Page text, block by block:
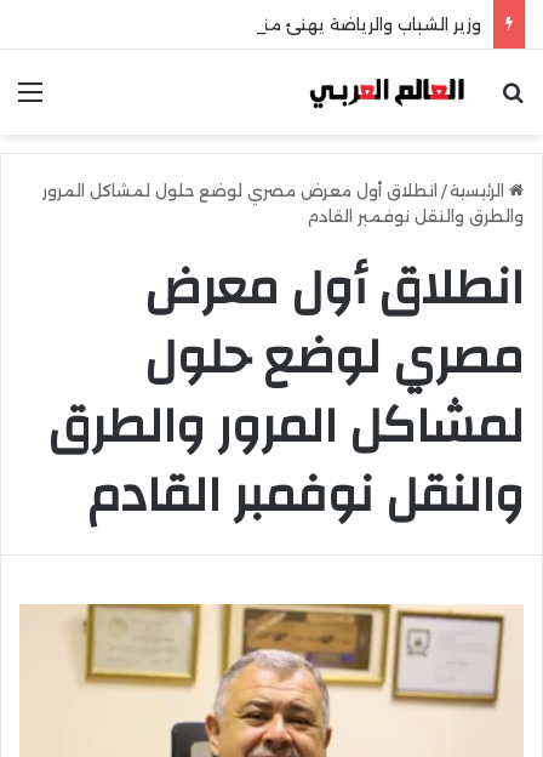
وزير الشباب والرياضة يهنئ منتخب مصر للشطرنج
بحث عن
الرئيسية/ انطلاق أول معرض مصري لوضع حلول لمشاكل المرور
والطرق والنقل نوفمبر القادم
انطلاق أول معرض
مصري لوضع حلول
لمشاكل المرور والطرق
والنقل نوفمبر القادم